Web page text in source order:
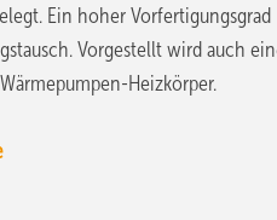
Ein hoher Vorfertigungsgrad
Vorgestellt wird auch
Heizkörper.